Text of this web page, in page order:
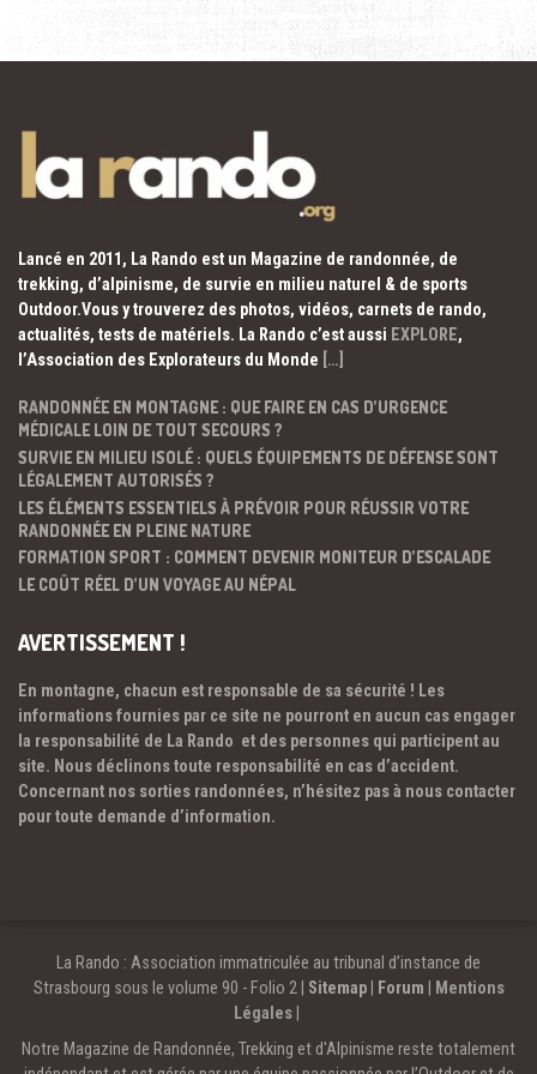
Lancé en 2011, La Rando est un Magazine de randonnée, de
trekking, d’alpinisme, de survie en milieu naturel & de sports
Outdoor.Vous y trouverez des photos, vidéos, carnets de rando,
actualités, tests de matériels. La Rando c’est aussi EXPLORE,
l’Association des Explorateurs du Monde […]
RANDONNÉE EN MONTAGNE : QUE FAIRE EN CAS D’URGENCE
MÉDICALE LOIN DE TOUT SECOURS ?
SURVIE EN MILIEU ISOLÉ : QUELS ÉQUIPEMENTS DE DÉFENSE SONT
LÉGALEMENT AUTORISÉS ?
LES ÉLÉMENTS ESSENTIELS À PRÉVOIR POUR RÉUSSIR VOTRE
RANDONNÉE EN PLEINE NATURE
FORMATION SPORT : COMMENT DEVENIR MONITEUR D’ESCALADE
LE COÛT RÉEL D’UN VOYAGE AU NÉPAL
AVERTISSEMENT !
En montagne, chacun est responsable de sa sécurité ! Les
informations fournies par ce site ne pourront en aucun cas engager
la responsabilité de La Rando et des personnes qui participent au
site. Nous déclinons toute responsabilité en cas d’accident.
Concernant nos sorties randonnées, n’hésitez pas à nous contacter
pour toute demande d’information.
La Rando : Association immatriculée au tribunal d’instance de
Strasbourg sous le volume 90 - Folio 2 | Sitemap| Forum
Mentions
Légales
Notre Magazine de Randonnée, Trekking et d'Alpinisme reste totalement